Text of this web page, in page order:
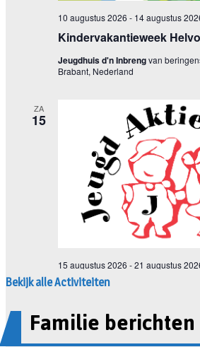
Bekijk alle Activiteiten
Familie berichten